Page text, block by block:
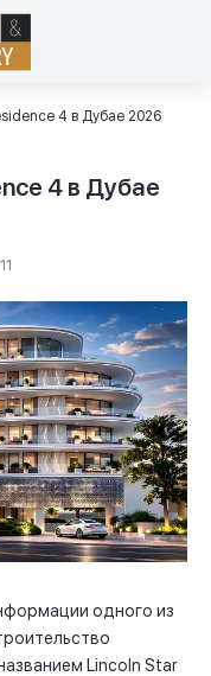
4 в Дубае 2026
4 в Дубае
11
одного из
Lincoln Star